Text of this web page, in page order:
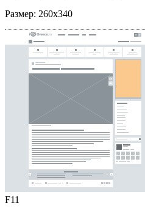
Размер: 260x340
F11